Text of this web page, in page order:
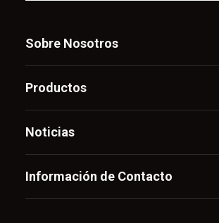
Sobre Nosotros
Productos
Noticias
Información de Contacto